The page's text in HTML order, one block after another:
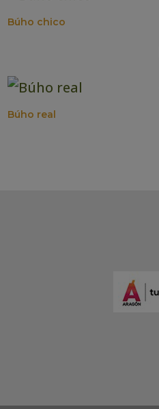
Búho chico
Búho real